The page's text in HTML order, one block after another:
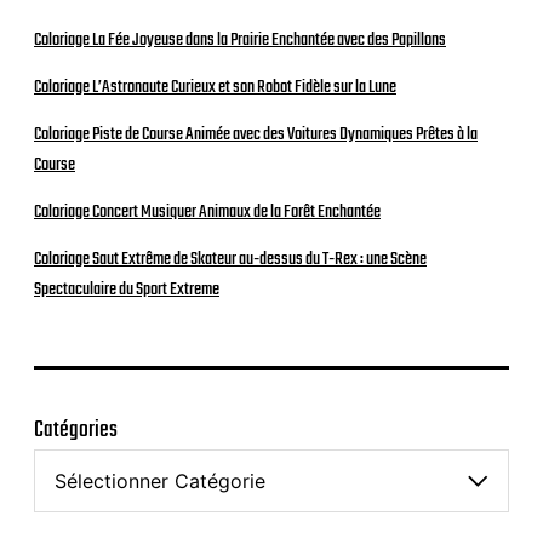
Coloriage La Fée Joyeuse dans la Prairie Enchantée avec des Papillons
Coloriage L’Astronaute Curieux et son Robot Fidèle sur la Lune
Coloriage Piste de Course Animée avec des Voitures Dynamiques Prêtes à la
Course
Coloriage Concert Musiquer Animaux de la Forêt Enchantée
Coloriage Saut Extrême de Skateur au-dessus du T-Rex : une Scène
Spectaculaire du Sport Extreme
Catégories